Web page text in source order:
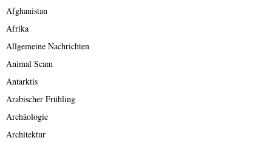
Afghanistan
Afrika
Allgemeine Nachrichten
Animal Scam
Antarktis
Arabischer Frühling
Archäologie
Architektur